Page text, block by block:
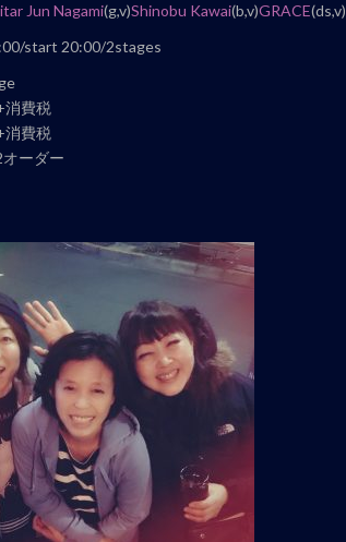
Jun Nagami(g,v)Shinobu Kawai(b,v)GRACE(ds,v)
start 20:00/2stages
消費税
消費税
ーダー